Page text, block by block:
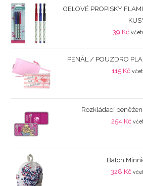
GELOVÉ PROPISKY
39 Kč
PENÁL / POUZDRO
115 Kč
Rozkládací
254 Kč
Batoh
328 Kč